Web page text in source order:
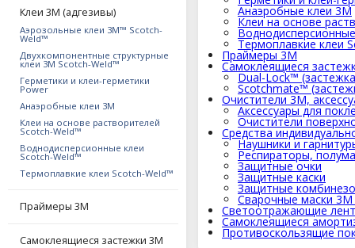
Клеи 3М (адгезивы)
Аэрозольные клеи 3M™ Scotch-
Weld™
Двухкомпонентные структурные
клеи 3M Scotch-Weld™
Герметики и клеи-герметики
Power
Анаэробные клеи 3М
Клеи на основе растворителей
Scotch-Weld™
Воднодисперсионные клеи
Scotch-Weld™
Термоплавкие клеи Scotch-Weld™
Праймеры 3М
Самоклеящиеся застежки 3М
Анаэробные клеи 3М
Клеи на основе
Термоплавкие клеи
Праймеры 3М
Самоклеящиеся
Dual-Lock™
Scotchmate™
Очистители 3М,
Аксессуары для
Очистители
Средства
Наушники и
Респираторы,
Защитные очки
Защитные каски
Защитные
Сварочные маски 3М
Светоотражающие
Самоклеящиеся
Противоскользящие